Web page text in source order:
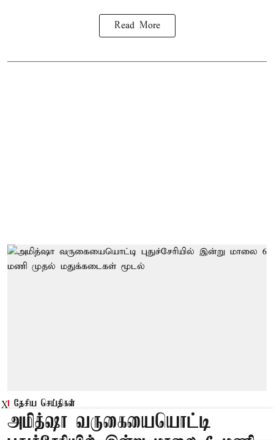
Read More
தேசிய செய்திகள்
அமித்ஷா வருகையையொட்டி
X